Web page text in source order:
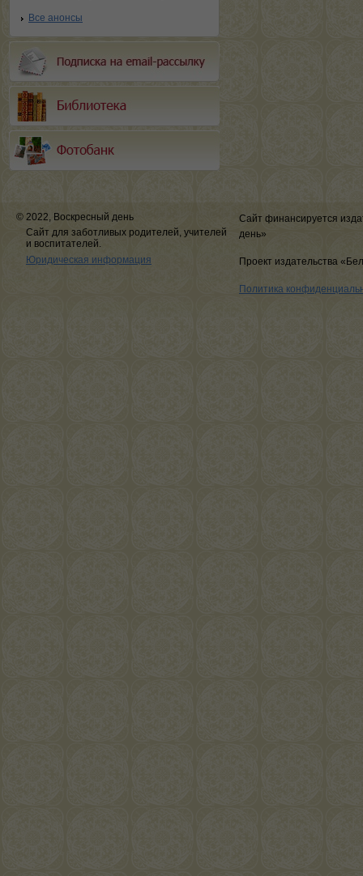
Все анонсы
© 2022, Воскресный день
Сайт для заботливых родителей, учителей
и воспитателей.
Юридическая информация
Сайт финансируется
день»
Проект издательства
Политика